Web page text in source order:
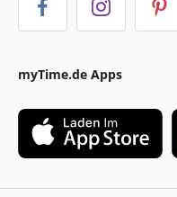
myTime.de Apps